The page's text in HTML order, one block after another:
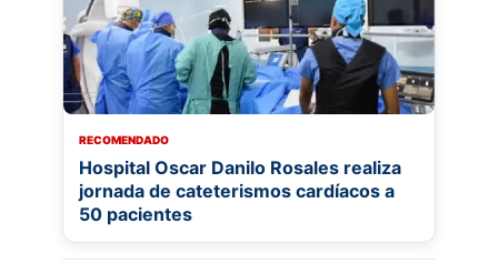
RECOMENDADO
Hospital Oscar Danilo Rosales realiza
jornada de cateterismos cardíacos a
50 pacientes